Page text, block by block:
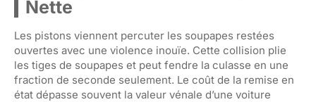
Nette
Les pistons viennent percuter les soupapes restées
ouvertes avec une violence inouïe. Cette collision plie
les tiges de soupapes et peut fendre la culasse en une
fraction de seconde seulement. Le coût de la remise en
état dépasse souvent la valeur vénale d’une voiture